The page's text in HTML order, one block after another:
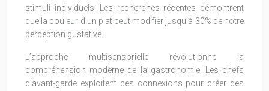
stimuli individuels. Les recherches récentes démontrent
que la couleur d’un plat peut modifier jusqu’à 30% de notre
perception gustative.
L’approche multisensorielle révolutionne la
compréhension moderne de la gastronomie. Les chefs
d’avant-garde exploitent ces connexions pour créer des